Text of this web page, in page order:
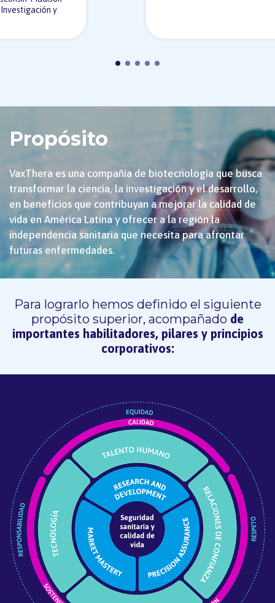
y
Propósito
VaxThera es una compañía de biotecnología que busca
transformar la ciencia, la investigación y el desarrollo,
en beneficios que contribuyan a mejorar la calidad de
vida en América Latina y ofrecer a la región la
independencia sanitaria que necesita para afrontar
futuras enfermedades.
Para lograrlo hemos definido el siguiente
propósito superior, acompañado de
importantes habilitadores, pilares y principios
corporativos: